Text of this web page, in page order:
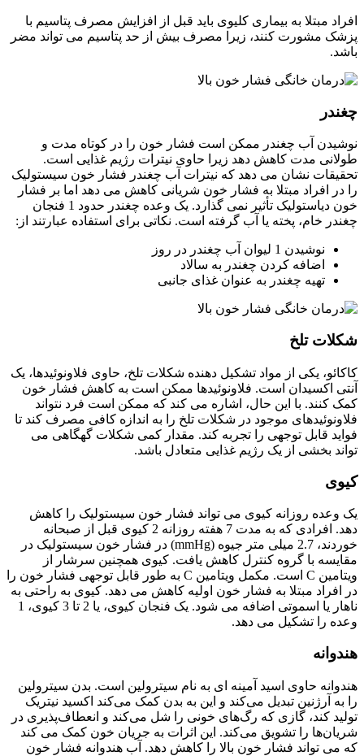
افراد مبتلا به بیماری کلیوی باید قبل از افزایش مصرف پتاسیم با
پزشک مشورت کنند، زیرا مصرف بیش از حد پتاسیم می تواند مضر
باشد.
چغندر
نوشیدن آب چغندر ممکن است فشار خون را در کوتاه مدت و
طولانی مدت کاهش دهد زیرا حاوی نیترات رژیم غذایی است.
تحقیقات نشان می دهد که نیترات آب چغندر فشار خون سیستولیک
را در افراد مبتلا به فشار خون شریانی کاهش می دهد اما بر فشار
خون دیاستولیک تأثیر نمی گذارد. یک وعده چغندر حدود 1 فنجان
چغندر خام، پخته یا آب گرفته است. نکاتی برای استفاده عبارتند از:
نوشیدن 1 لیوان آب چغندر در روز
اضافه کردن چغندر به سالاد
تهیه چغندر به عنوان غذای جانبی
شکلات تلخ
کاکائو، یکی از مواد تشکیل دهنده شکلات تلخ، حاوی فلاونوئیدها، یک
آنتی اکسیدان است. فلاونوئیدها ممکن است به کاهش فشار خون
کمک کنند. با این حال، اشاره می کند که ممکن است فرد نتواند
فلاونوئیدهای موجود در شکلات تلخ را به اندازه کافی مصرف کند تا
فواید قابل توجهی را تجربه کند. مقدار کمی شکلات گهگاهی می
تواند بخشی از یک رژیم غذایی متعادل باشد.
کیوی
یک وعده روزانه کیوی می تواند فشار خون سیستولیک را کاهش
دهد. افرادی که به مدت 7 هفته روزانه 2 کیوی قبل از صبحانه
خوردند، 2.7 میلی متر جیوه (mmHg) در فشار خون سیستولیک در
مقایسه با گروه کنترل کاهش یافت. کیوی همچنین سرشار از
ویتامین C است. مکمل ویتامین C به طور قابل توجهی فشار خون را
در افراد مبتلا به فشار خون اولیه کاهش می دهد. کیوی به راحتی به
ناهار یا اسموتی اضافه می شود. یک فنجان کیوی، یا 2 تا 3 کیوی، 1
وعده را تشکیل می دهد.
هندوانه
هندوانه حاوی اسید آمینه ای به نام سیترولین است. بدن سیترولین
را به آرژنین تبدیل می‌کند و این به بدن کمک می‌کند اکسید نیتریک
تولید کند، گازی که رگ‌های خونی را شل می‌کند و انعطاف‌پذیری در
شریان‌ها را تشویق می‌کند. این اثرات به جریان خون کمک می کند
که می تواند فشار خون بالا را کاهش دهد. آب هندوانه فشار خون